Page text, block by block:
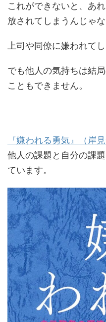
これができないと、あ
放されてしまうんじゃな
上司や同僚に嫌われて
でも他人の気持ちは結
こともできません。
『嫌われる勇気』（岸
他人の課題と自分の課
ています。